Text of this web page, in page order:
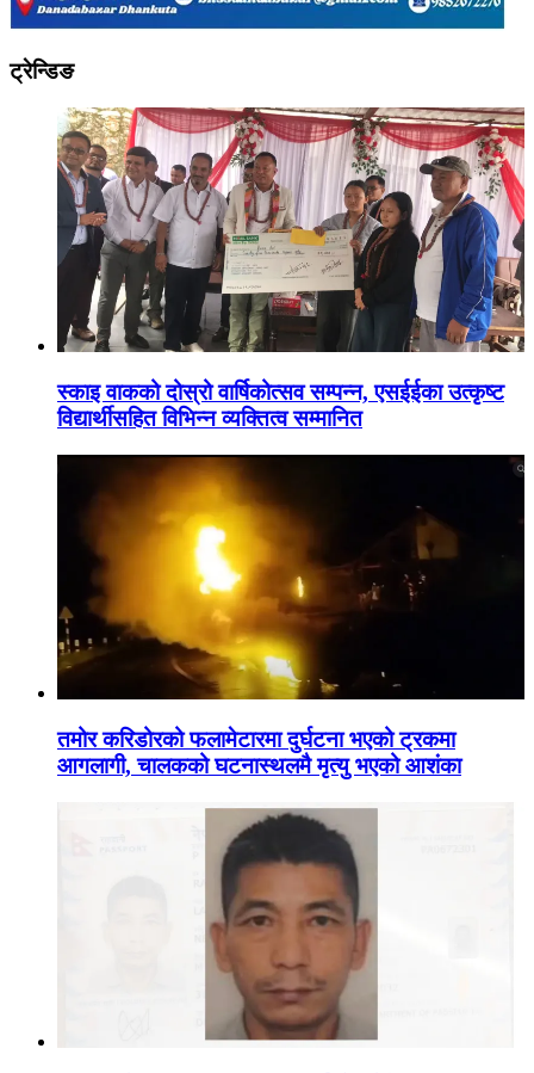
ट्रेन्डिङ
स्काइ वाकको दोस्रो वार्षिकोत्सव सम्पन्न, एसईईका उत्कृष्ट
विद्यार्थीसहित विभिन्न व्यक्तित्व सम्मानित
तमोर करिडोरको फलामेटारमा दुर्घटना भएको ट्रकमा
आगलागी, चालकको घटनास्थलमै मृत्यु भएको आशंका